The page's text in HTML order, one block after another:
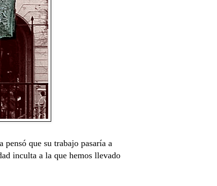
pensó que su trabajo pasaría a
inculta a la que hemos llevado